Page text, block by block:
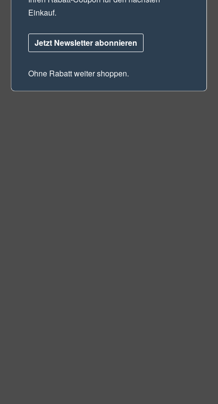
Einkauf.
Jetzt Newsletter abonnieren
Ohne Rabatt weiter shoppen.